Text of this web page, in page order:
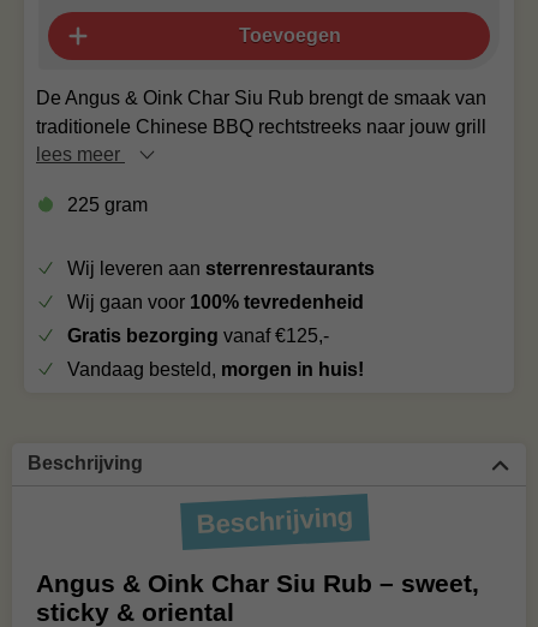
De Angus & Oink Char Siu Rub brengt de smaak van
traditionele Chinese BBQ rechtstreeks naar jouw grill
lees meer
225 gram
Toevoegen
Wij leveren aan sterrenrestaurants
Wij gaan voor 100% tevredenheid
Gratis bezorging vanaf €125,-
Vandaag besteld, morgen in huis!
Beschrijving
Beschrijving
Angus & Oink Char Siu Rub – sweet,
sticky & oriental